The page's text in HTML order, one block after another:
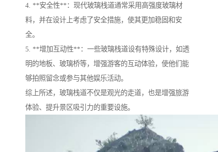
4. **安全性**：现代玻璃栈道通常采用高强度玻璃材
料，并在设计上考虑了安全措施，使其更加稳固和安
全。
5. **增加互动性**：一些玻璃栈道设有特殊设计，如透
明的地板、玻璃桥等，增强游客的互动体验，使他们能
够拍照留念或参与其他娱乐活动。
综上所述，玻璃栈道不仅是观光的走道，也是增强旅游
体验、提升景区吸引力的重要设施。